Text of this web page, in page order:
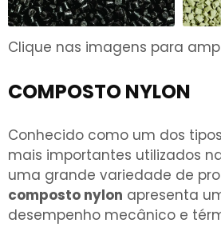
Clique nas imagens para
COMPOSTO NYLON
Conhecido como um dos
mais importantes utilizados
uma grande variedade de
composto nylon apresenta
desempenho mecânico e